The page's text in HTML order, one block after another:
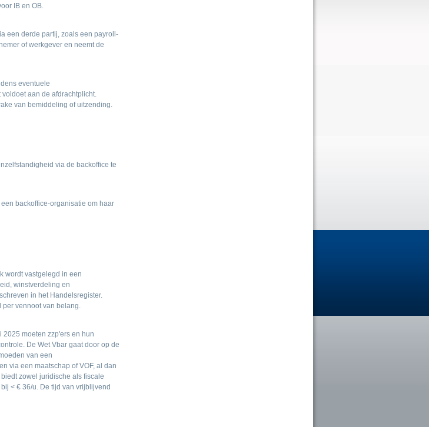
IB en OB.
een derde partij, zoals een payroll-
of werkgever en neemt de
eventuele
aan de afdrachtplicht.
van bemiddeling of uitzending.
via de backoffice te
backoffice-organisatie om haar
wordt vastgelegd in een
winstverdeling en
in het Handelsregister.
vennoot van belang.
moeten zzp'ers en hun
De Wet Vbar gaat door op de
van een
via een maatschap of VOF, al dan
zowel juridische als fiscale
< € 36/u. De tijd van vrijblijvend